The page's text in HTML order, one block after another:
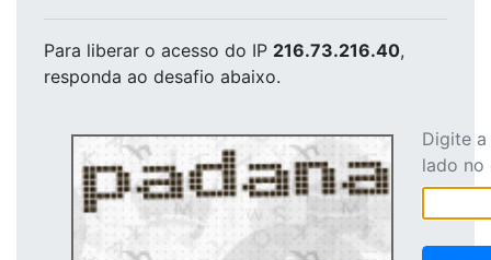
Para liberar o acesso do IP 216.73.216.40,
responda ao desafio abaixo.
Digite
lado no